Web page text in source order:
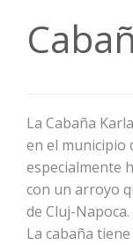
La Cabaña
en el municipio
especialmente
con un arroyo
de Cluj-Napoca.
La cabaña